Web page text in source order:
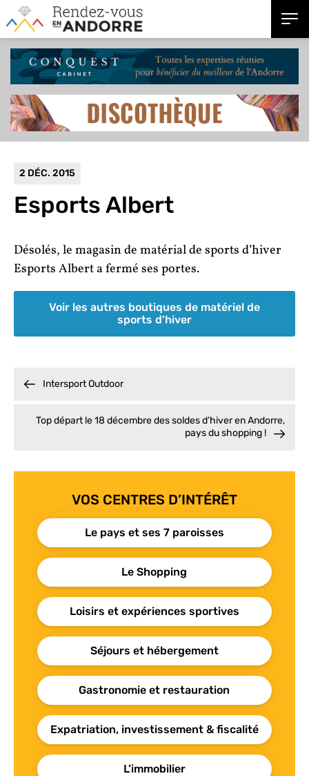
2 DÉC. 2015
Esports Albert
Désolés, le magasin de matérial de sports d’hiver
Esports Albert a fermé ses portes.
Voir les autres boutiques de matériel de
sports d'hiver
VOS CENTRES D’INTÉRÊT
Le pays et ses 7 paroisses
Le Shopping
Loisirs et expériences sportives
Séjours et hébergement
Gastronomie et restauration
Expatriation, investissement & fiscalité
L’immobilier
Intersport Outdoor
Top départ le 18 décembre des soldes d’hiver en Andorre,
pays du shopping !